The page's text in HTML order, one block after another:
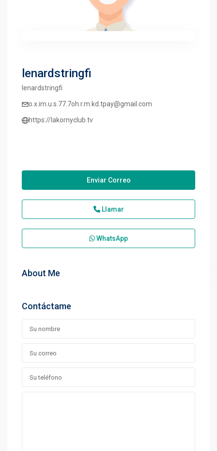
lenardstringfi
lenardstringfi
o.x.im.u.s.77.7oh.r.m.kd.tpay@gmail.com
https://lakornyclub.tv
Enviar Correo
Llamar
WhatsApp
About Me
Contáctame